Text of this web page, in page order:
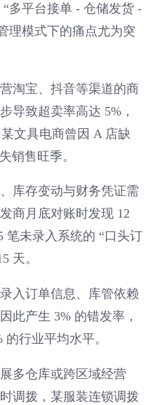
多平台接单 - 仓储发货 -
理模式下的痛点尤为突
营淘宝、抖音等渠道的商
导致超卖率高达 5%，
文具电商曾因 A 店缺
销售旺季。
、库存变动与财务凭证需
商月底对账时发现 12
笔未录入系统的 “口头订
天。
录入订单信息、库管依赖
此产生 3% 的错发率，
行业平均水平。
展多仓库或跨区域经营
调拨，某服装连锁调拨